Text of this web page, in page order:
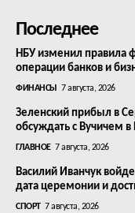
Последнее
НБУ изменил правила
операции банков и
ФИНАНСЫ 7 августа, 2026
Зеленский прибыл в
обсуждать с Вучичем в
ГЛАВНОЕ 7 августа, 2026
Василий Иванчук
дата церемонии и
СПОРТ 7 августа, 2026